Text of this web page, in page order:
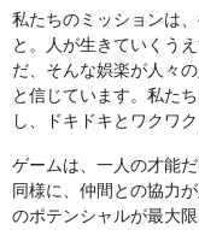
私たちのミッションは
と。人が生きていくう
だ、そんな娯楽が人々
と信じています。私た
し、ドキドキとワクワ
ゲームは、一人の才能
同様に、仲間との協力
のポテンシャルが最大